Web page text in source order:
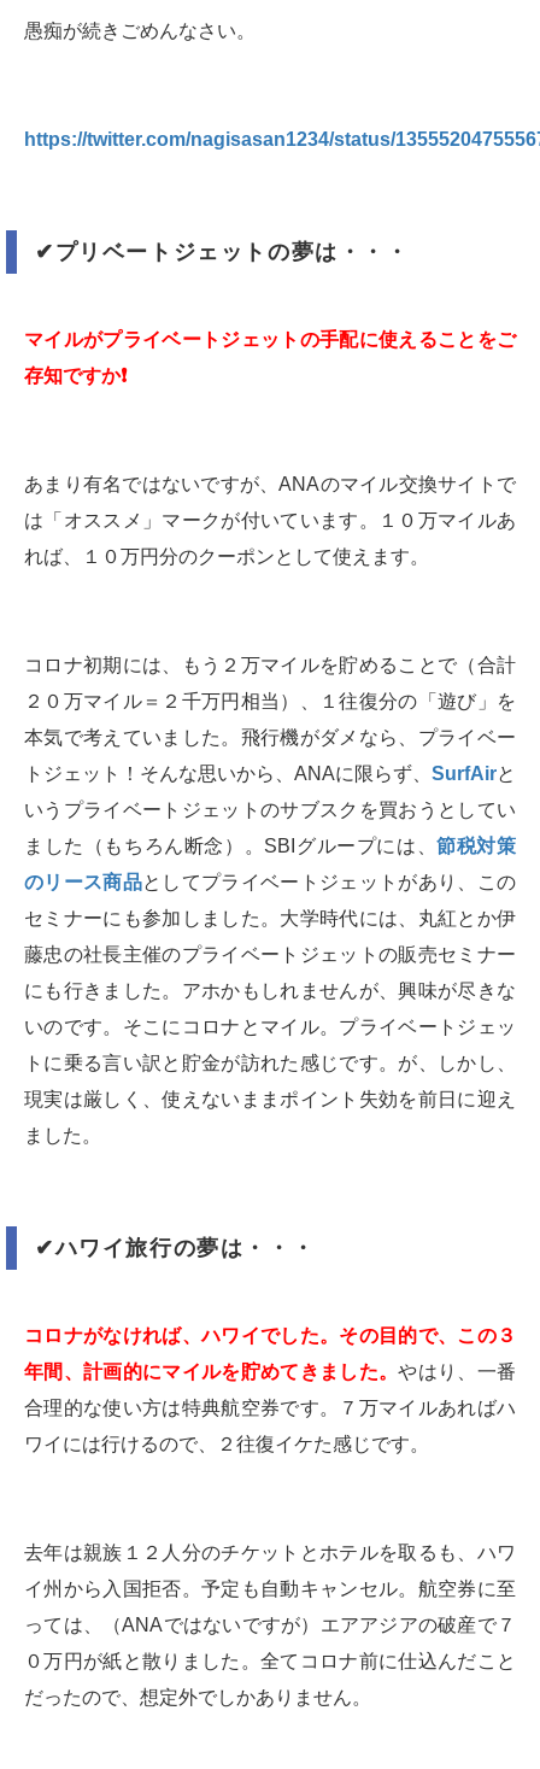
愚痴が続きごめんなさい。
https://twitter.com/nagisasan1234/status/
✔︎ プリベートジェットの夢は・・・
マイルがプライベートジェットの手配に使えることをご
存知ですか❗️
あまり有名ではないですが、ANAのマイル交換サイトで
は「オススメ」マークが付いています。１０万マイルあ
れば、１０万円分のクーポンとして使えます。
コロナ初期には、もう２万マイルを貯めることで（合計
２０万マイル＝２千万円相当）、１往復分の「遊び」を
本気で考えていました。飛行機がダメなら、プライベー
トジェット！そんな思いから、ANAに限らず、 SurfAirと
いうプライベートジェットのサブスクを買おうとしてい
ました（もちろん断念）。SBIグループには、節税対策
のリース商品としてプライベートジェットがあり、この
セミナーにも参加しました。大学時代には、丸紅とか伊
藤忠の社長主催のプライベートジェットの販売セミナー
にも行きました。アホかもしれませんが、興味が尽きな
いのです。そこにコロナとマイル。プライベートジェッ
トに乗る言い訳と貯金が訪れた感じです。が、しかし、
現実は厳しく、使えないままポイント失効を前日に迎え
ました。
✔︎ハワイ旅行の夢は・・・
コロナがなければ、ハワイでした。その目的で、この３
年間、計画的にマイルを貯めてきました。やはり、一番
合理的な使い方は特典航空券です。７万マイルあればハ
ワイには行けるので、２往復イケた感じです。
去年は親族１２人分のチケットとホテルを取るも、ハワ
イ州から入国拒否。予定も自動キャンセル。航空券に至
っては、（ANAではないですが）エアアジアの破産で７
０万円が紙と散りました。全てコロナ前に仕込んだこと
だったので、想定外でしかありません。